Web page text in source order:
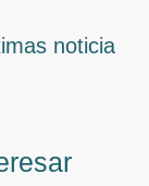
noticia